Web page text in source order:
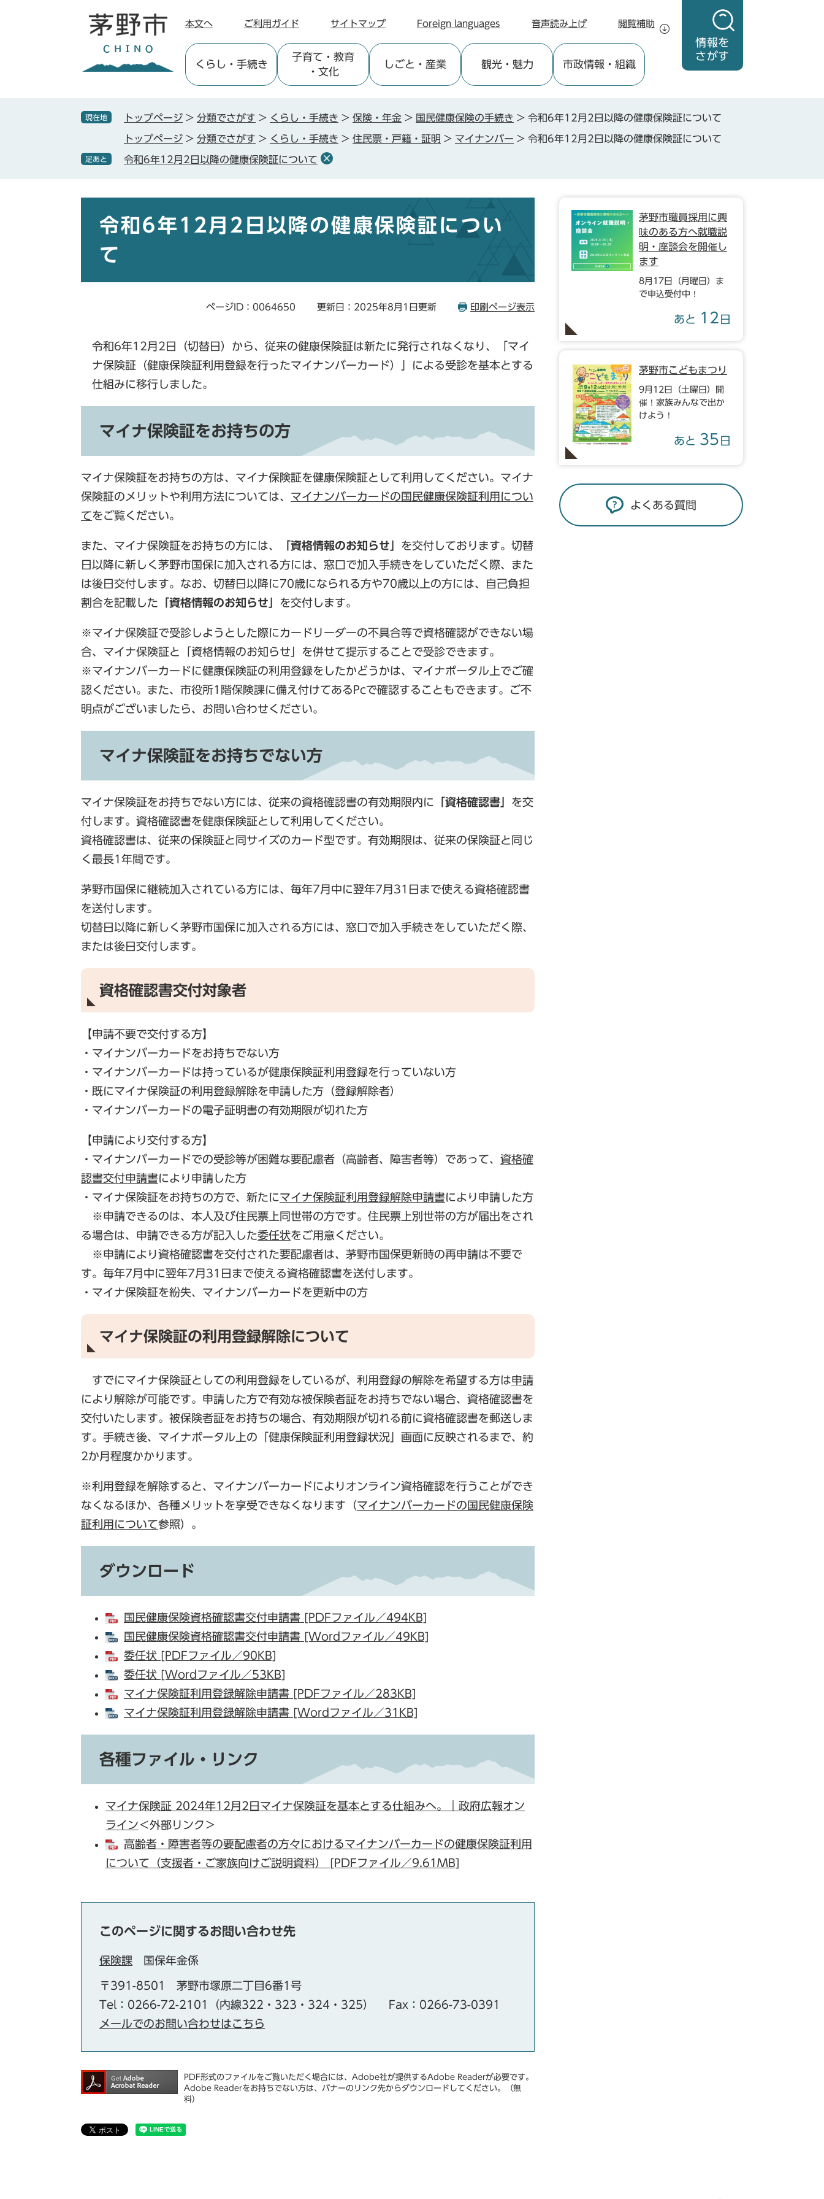
情報を
さがす
本文へ ご利用ガイド サイトマップ Foreign languages 音声読み上げ 閲覧補助
くらし ・手続き
子育て ・教育
・文化
しごと ・産業 観光・魅力 市政情報 ・組織
現在地 トップページ > 分類でさがす > くらし・手続き > 保険・年金 > 国民健康保険の手続き > 令和6年12月2日以降の健康保険証について
トップページ > 分類でさがす > くらし・手続き > 住民票・戸籍・証明 > マイナンバー > 令和6年12月2日以降の健康保険証について
足あと 令和6年12月2日以降の健康保険証について
令和6年12月2日以降の健康保険証につい
て
ページID：0064650 更新日：2025年8月1日更新 印刷ページ表示
令和6年12月2日（切替日）から、従来の健康保険証は新たに発行されなくなり、「マイ
ナ保険証（健康保険証利用登録を行ったマイナンバーカード）」による受診を基本とする
仕組みに移行しました。
マイナ保険証をお持ちの方
マイナ保険証をお持ちの方は、マイナ保険証を健康保険証として利用してください。マイナ
保険証のメリットや利用方法については、 マイナンバーカードの国民健康保険証利用につい
てをご覧ください。
また、マイナ保険証をお持ちの方には、 「資格情報のお知らせ」 を交付しております。切替
日以降に新しく茅野市国保に加入される方には、窓口で加入手続きをしていただく際、また
は後日交付します。なお、切替日以降に70歳になられる方や70歳以上の方には、自己負担
割合を記載した 「資格情報のお知らせ」 を交付します。
※マイナ保険証で受診しようとした際にカードリーダーの不具合等で資格確認ができない場
合、マイナ保険証と「資格情報のお知らせ」を併せて提示することで受診できます。
※マイナンバーカードに健康保険証の利用登録をしたかどうかは、マイナポータル上でご確
認ください。また、市役所1階保険課に備え付けてあるPcで確認することもできます。ご不
明点がございましたら、お問い合わせください。
マイナ保険証をお持ちでない方
マイナ保険証をお持ちでない方には、従来の資格確認書の有効期限内に 「資格確認書」 を交
付します。資格確認書を健康保険証として利用してください。
資格確認書は、従来の保険証と同サイズのカード型です。有効期限は、従来の保険証と同じ
く最長1年間です。
茅野市国保に継続加入されている方には、毎年7月中に翌年7月31日まで使える資格確認書
を送付します。
切替日以降に新しく茅野市国保に加入される方には、窓口で加入手続きをしていただく際、
または後日交付します。
資格確認書交付対象者
【申請不要で交付する方】
・マイナンバーカードをお持ちでない方
・マイナンバーカードは持っているが健康保険証利用登録を行っていない方
・既にマイナ保険証の利用登録解除を申請した方（登録解除者）
・マイナンバーカードの電子証明書の有効期限が切れた方
【申請により交付する方】
・マイナンバーカードでの受診等が困難な要配慮者（高齢者、障害者等）であって、 資格確
認書交付申請書により申請した方
・マイナ保険証をお持ちの方で、新たにマイナ保険証利用登録解除申請書により申請した方
※申請できるのは、本人及び住民票上同世帯の方です。住民票上別世帯の方が届出をされ
る場合は、申請できる方が記入した委任状をご用意ください。
※申請により資格確認書を交付された要配慮者は、茅野市国保更新時の再申請は不要で
す。毎年7月中に翌年7月31日まで使える資格確認書を送付します。
・マイナ保険証を紛失、マイナンバーカードを更新中の方​
マイナ保険証の利用登録解除について
すでにマイナ保険証としての利用登録をしているが、利用登録の解除を希望する方は申請
により解除が可能です。申請した方で有効な被保険者証をお持ちでない場合、資格確認書を
交付いたします。被保険者証をお持ちの場合、有効期限が切れる前に資格確認書を郵送しま
す。手続き後、マイナポータル上の「健康保険証利用登録状況」画面に反映されるまで、約
2か月程度かかります。
※利用登録を解除すると、マイナンバーカードによりオンライン資格確認を行うことができ
なくなるほか、各種メリットを享受できなくなります（マイナンバーカードの国民健康保険
証利用について参照）。
ダウンロード
国民健康保険資格確認書交付申請書 [PDFファイル／494KB]
国民健康保険資格確認書交付申請書 [Wordファイル／49KB]
委任状 [PDFファイル／90KB]
委任状 [Wordファイル／53KB]
マイナ保険証利用登録解除申請書 [PDFファイル／283KB]
マイナ保険証利用登録解除申請書 [Wordファイル／31KB]
各種ファイル・リンク
マイナ保険証 2024年12月2日マイナ保険証を基本とする仕組みへ。｜政府広報オン
ライン＜外部リンク＞
高齢者・障害者等の要配慮者の方々におけるマイナンバーカードの健康保険証利用
について（支援者・ご家族向けご説明資料） [PDFファイル／9.61MB]
このページに関するお問い合わせ先
保険課 国保年金係
〒391-8501
茅野市塚原二丁目6番1号
Tel：0266-72-2101（内線322・323・324・325）
Fax：0266-73-0391
メールでのお問い合わせはこちら
PDF形式のファイルをご覧いただく場合には、Adobe社が提供するAdobe Readerが必要です。
Adobe Readerをお持ちでない方は、バナーのリンク先からダウンロードしてください。（無
料）
茅野市職員採用に興
味のある方へ就職説
明・座談会を開催し
ます
8月17日（月曜日）ま
で申込受付中！
あと 12 日
茅野市こどもまつり
9月12日（土曜日）開
催！家族みんなで出か
けよう！
あと 35 日
よくある質問